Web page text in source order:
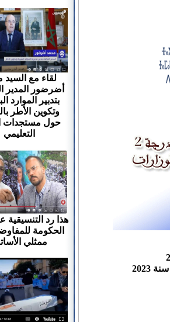
لقاء مع السيد
أضرضور المدير
بتدبير الموارد
وتكوين الأطر
حول مستجدات
التعليمي
هذا رد التنسيقية
الحكومة
ممثلي